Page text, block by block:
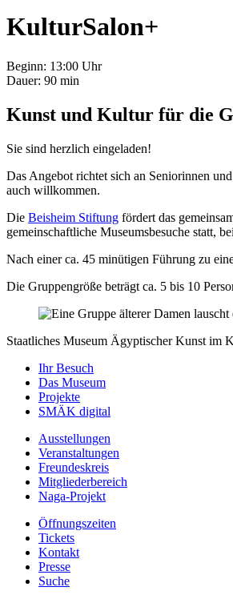
KulturSalon+
Beginn: 13:00 Uhr
Dauer: 90 min
Kunst und Kultur für die
Sie sind herzlich eingeladen!
Das Angebot richtet sich an Seniorinnen
auch willkommen.
Die Beisheim Stiftung fördert das
gemeinschaftliche Museumsbesuche statt,
Nach einer ca. 45 minütigen Führung zu
Die Gruppengröße beträgt ca. 5 bis 10
Staatliches Museum Ägyptischer Kunst im
Ihr Besuch
Das Museum
Projekte
SMÄK digital
Ausstellungen
Veranstaltungen
Freundeskreis
Mitgliederbereich
Naga-Projekt
Öffnungszeiten
Tickets
Kontakt
Presse
Suche